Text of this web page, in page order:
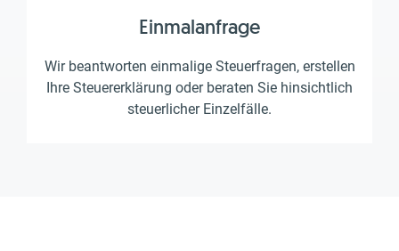
Einmalanfrage
Wir beantworten einmalige Steuerfragen, erstellen
Ihre Steuererklärung oder beraten Sie hinsichtlich
steuerlicher Einzelfälle.